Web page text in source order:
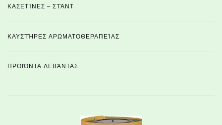
ΚΑΣΕΤΊΝΕΣ – ΣΤΆΝΤ
ΚΑΥΣΤΉΡΕΣ ΑΡΩΜΑΤΟΘΕΡΑΠΕΊΑΣ
ΠΡΟΪΌΝΤΑ ΛΕΒΆΝΤΑΣ